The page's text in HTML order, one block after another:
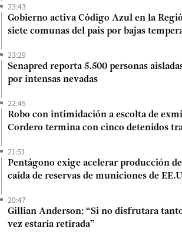
23:43
Gobierno activa Código Azul en la
siete comunas del país por bajas
23:29
Senapred reporta 5.500 personas
por intensas nevadas
22:45
Robo con intimidación a escolta de
Cordero termina con cinco detenidos
21:51
Pentágono exige acelerar producción
caída de reservas de municiones de
20:47
Gillian Anderson: “Si no disfrutara
vez estaría retirada”